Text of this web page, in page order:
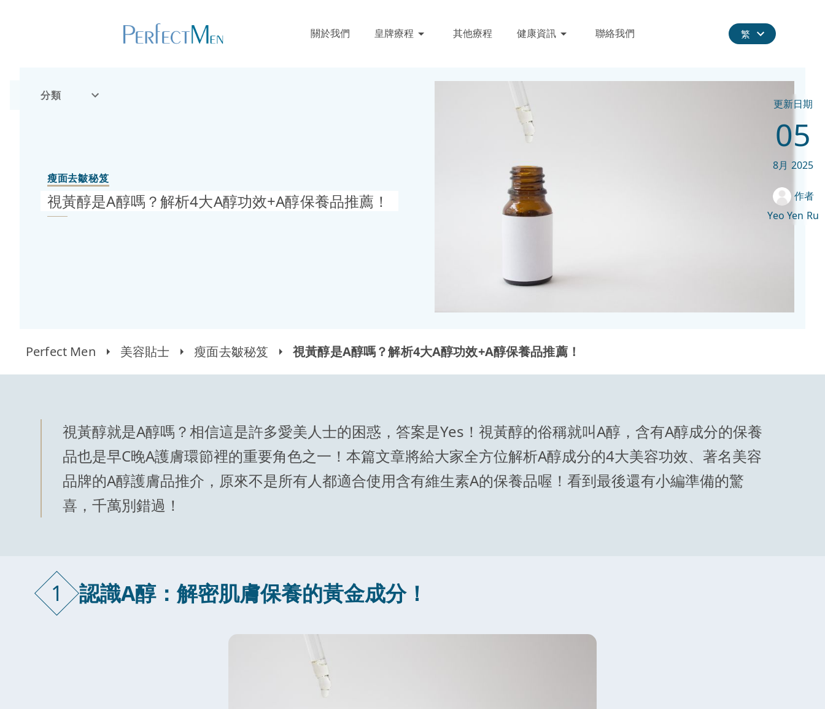
分類 更新日期
05
8月 2025
作者
Yeo Yen Ru
關於我們 皇牌療程 其他療程 健康資訊 聯絡我們 繁
瘦面去皺秘笈
視黃醇是A醇嗎？解析4大A醇功效+A醇保養品推薦！
Perfect Men 美容貼士 瘦面去皺秘笈 視黃醇是A醇嗎？解析4大A醇功效+A醇保養品推薦！
視黃醇就是A醇嗎？相信這是許多愛美人士的困惑，答案是Yes！視黃醇的俗稱就叫A醇，含有A醇成分的保養
品也是早C晚A護膚環節裡的重要角色之一！本篇文章將給大家全方位解析A醇成分的4大美容功效、著名美容
品牌的A醇護膚品推介，原來不是所有人都適合使用含有維生素A的保養品喔！看到最後還有小編準備的驚
喜，千萬別錯過！
1 認識A醇：解密肌膚保養的黃金成分！